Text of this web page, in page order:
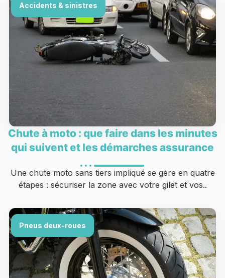
Accidents & sinistres
Chute à moto : que faire dans les minutes
qui suivent et les démarches assurance
Une chute moto sans tiers impliqué se gère en quatre
étapes : sécuriser la zone avec votre gilet et vos..
Pneus deux-roues